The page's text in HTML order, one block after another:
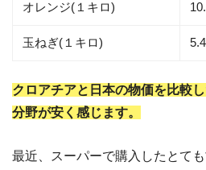
オレンジ(１キロ)
玉ねぎ(１キロ)
クロアチアと日本の物価を比較
分野が安く感じます。
最近、スーパーで購入したとて